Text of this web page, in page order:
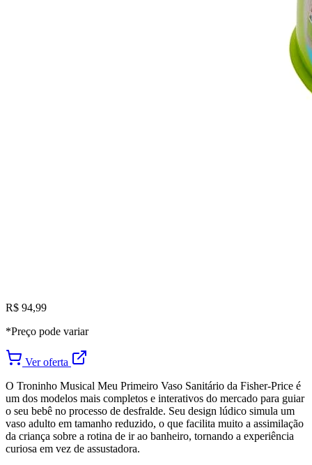
R$ 94,99
*Preço pode variar
Ver oferta
O Troninho Musical Meu Primeiro Vaso Sanitário da Fisher-Price é
um dos modelos mais completos e interativos do mercado para guiar
o seu bebê no processo de desfralde. Seu design lúdico simula um
vaso adulto em tamanho reduzido, o que facilita muito a assimilação
da criança sobre a rotina de ir ao banheiro, tornando a experiência
curiosa em vez de assustadora.